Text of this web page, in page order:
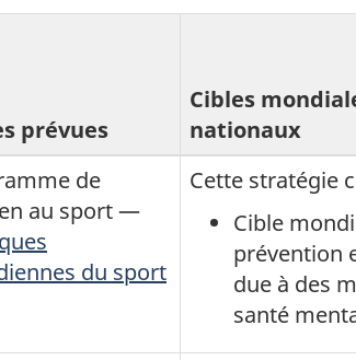
prévues
Cibles
nationaux
de
au sport —
du sport
Cette stratégie
Cible
prévention
due à des
santé